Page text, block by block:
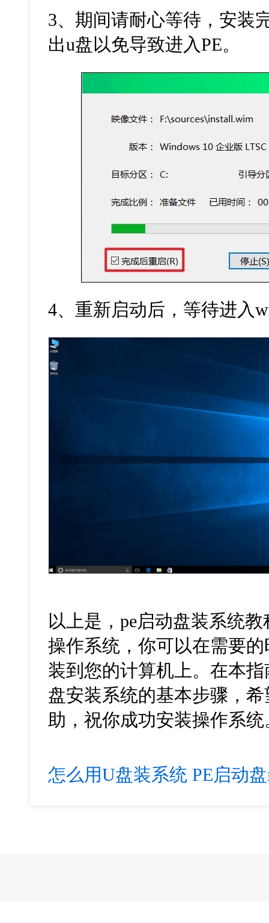
3、期间请耐心等待，安装
出u盘以免导致进入PE。
4、重新启动后，等待进入
以上是，pe启动盘装系统教
操作系统，你可以在需要
装到您的计算机上。在本
盘安装系统的基本步骤，
助，祝你成功安装操作系统
怎么用U盘装系统 PE启动